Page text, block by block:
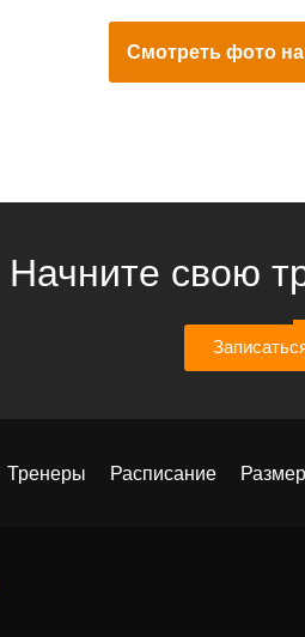
Смотреть фото
Начните свою
Тренеры Расписание